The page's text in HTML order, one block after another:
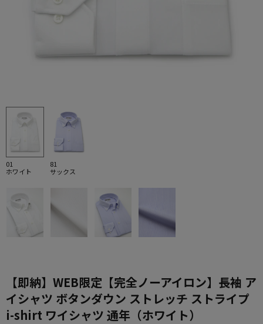
01
ホワイト
81
サックス
【即納】WEB限定【完全ノーアイロン】長袖 ア
イシャツ ボタンダウン ストレッチ ストライプ
i-shirt ワイシャツ 通年（ホワイト）